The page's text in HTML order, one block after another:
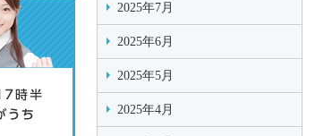
2025年7月
2025年6月
2025年5月
2025年4月